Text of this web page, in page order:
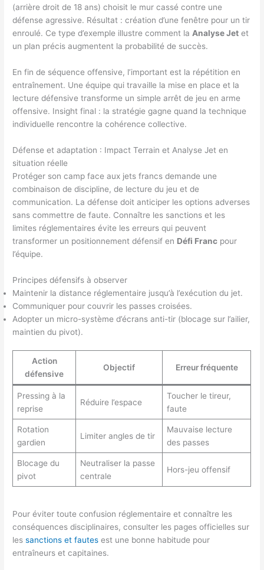
(arrière droit de 18 ans) choisit le mur cassé contre une
défense agressive. Résultat : création d’une fenêtre pour un tir
enroulé. Ce type d’exemple illustre comment la Analyse Jet et
un plan précis augmentent la probabilité de succès.
En fin de séquence offensive, l’important est la répétition en
entraînement. Une équipe qui travaille la mise en place et la
lecture défensive transforme un simple arrêt de jeu en arme
offensive. Insight final : la stratégie gagne quand la technique
individuelle rencontre la cohérence collective.
Défense et adaptation : Impact Terrain et Analyse Jet en
situation réelle
Protéger son camp face aux jets francs demande une
combinaison de discipline, de lecture du jeu et de
communication. La défense doit anticiper les options adverses
sans commettre de faute. Connaître les sanctions et les
limites réglementaires évite les erreurs qui peuvent
transformer un positionnement défensif en Défi Franc pour
l’équipe.
Principes défensifs à observer
Maintenir la distance réglementaire jusqu’à l’exécution du jet.
Communiquer pour couvrir les passes croisées.
Adopter un micro-système d’écrans anti-tir (blocage sur l’ailier,
maintien du pivot).
Action
défensive
Objectif Erreur fréquente
Pressing à la
reprise
Réduire l’espace
Toucher le tireur,
faute
Rotation
gardien
Limiter angles de tir
Mauvaise lecture
des passes
Blocage du
pivot
Neutraliser la passe
centrale
Hors-jeu offensif
Pour éviter toute confusion réglementaire et connaître les
conséquences disciplinaires, consulter les pages officielles sur
lessanctions et fautes est une bonne habitude pour
entraîneurs et capitaines.